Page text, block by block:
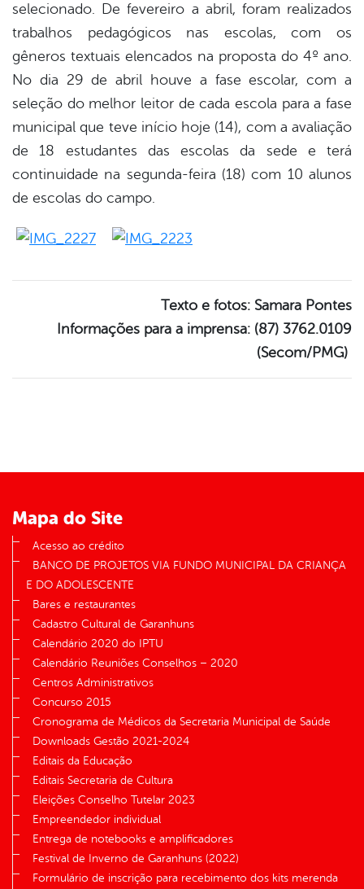
selecionado. De fevereiro a abril, foram realizados
trabalhos pedagógicos nas escolas, com os
gêneros textuais elencados na proposta do 4º ano.
No dia 29 de abril houve a fase escolar, com a
seleção do melhor leitor de cada escola para a fase
municipal que teve início hoje (14), com a avaliação
de 18 estudantes das escolas da sede e terá
continuidade na segunda-feira (18) com 10 alunos
de escolas do campo.
Texto e fotos: Samara Pontes
Informações para a imprensa: (87) 3762.0109
(Secom/PMG)
Mapa do Site
Acesso ao crédito
BANCO DE PROJETOS VIA FUNDO MUNICIPAL DA CRIANÇA
E DO ADOLESCENTE
Bares e restaurantes
Cadastro Cultural de Garanhuns
Calendário 2020 do IPTU
Calendário Reuniões Conselhos – 2020
Centros Administrativos
Concurso 2015
Cronograma de Médicos da Secretaria Municipal de Saúde
Downloads Gestão 2021-2024
Editais da Educação
Editais Secretaria de Cultura
Eleições Conselho Tutelar 2023
Empreendedor individual
Entrega de notebooks e amplificadores
Festival de Inverno de Garanhuns (2022)
Formulário de inscrição para recebimento dos kits merenda